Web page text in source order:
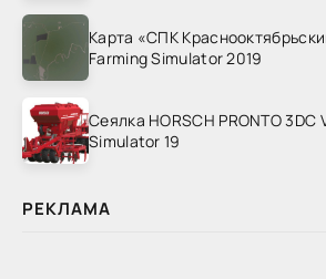
Карта «СПК
Farming Simulator 2019
Сеялка HORSCH PRONTO 3DC
Simulator 19
РЕКЛАМА